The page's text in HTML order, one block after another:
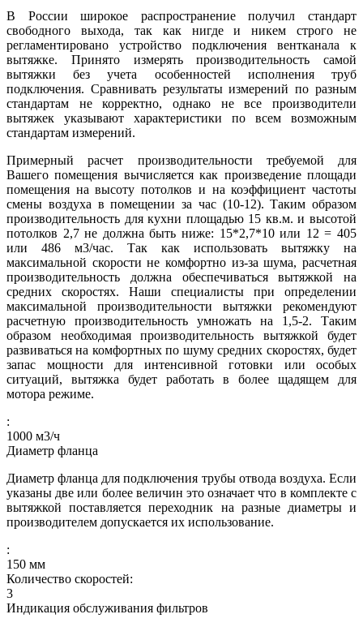
В России широкое распространение получил стандарт
свободного выхода, так как нигде и никем строго не
регламентировано устройство подключения вентканала к
вытяжке. Принято измерять производительность самой
вытяжки без учета особенностей исполнения труб
подключения. Сравнивать результаты измерений по разным
стандартам не корректно, однако не все производители
вытяжек указывают характеристики по всем возможным
стандартам измерений.
Примерный расчет производительности требуемой для
Вашего помещения вычисляется как произведение площади
помещения на высоту потолков и на коэффициент частоты
смены воздуха в помещении за час (10-12). Таким образом
производительность для кухни площадью 15 кв.м. и высотой
потолков 2,7 не должна быть ниже: 15*2,7*10 или 12 = 405
или 486 м3/час. Так как использовать вытяжку на
максимальной скорости не комфортно из-за шума, расчетная
производительность должна обеспечиваться вытяжкой на
средних скоростях. Наши специалисты при определении
максимальной производительности вытяжки рекомендуют
расчетную производительность умножать на 1,5-2. Таким
образом необходимая производительность вытяжкой будет
развиваться на комфортных по шуму средних скоростях, будет
запас мощности для интенсивной готовки или особых
ситуаций, вытяжка будет работать в более щадящем для
мотора режиме.
:
1000 м3/ч
Диаметр фланца
Диаметр фланца для подключения трубы отвода воздуха. Если
указаны две или более величин это означает что в комплекте с
вытяжкой поставляется переходник на разные диаметры и
производителем допускается их использование.
:
150 мм
Количество скоростей:
3
Индикация обслуживания фильтров